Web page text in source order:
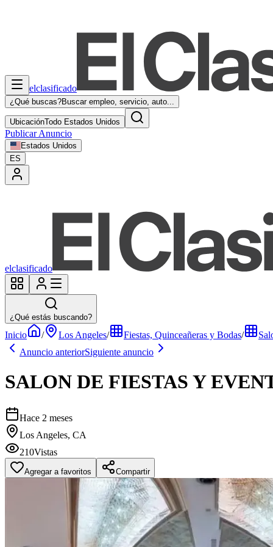
elclasificado
¿Qué buscas?Buscar empleo, servicio, auto...
UbicaciónTodo Estados Unidos
Publicar Anuncio
Estados Unidos
ES
elclasificado
¿Qué estás buscando?
Inicio / Los Angeles/ Fiestas, Quinceañeras y Bodas/
Anuncio anteriorSiguiente anuncio
SALON DE FIESTAS Y
Hace 2 meses
Los Angeles, CA
210Vistas
Agregar a favoritos Compartir